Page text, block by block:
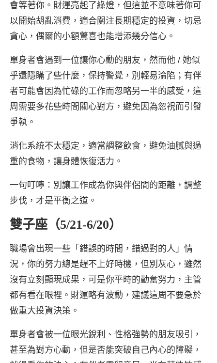
會等著你。財運亮起了綠燈，但這並不意味著你可
以開始胡亂消費，適合關注長期穩定的投資，切忌
貪心，偶爾的小額驚喜也能增添幾分信心。
單身者會遇到一位讓你心動的朋友，然而他 / 她似
乎還隱瞞了些什麼，保持警覺，別輕易淪陷；有伴
者可能會因為忙碌的工作而忽略另一半的感受，這
周需要多花些時間關心對方，避免因為忽視而引發
爭執。
消化系統不太穩定，適當調整飲食，避免油膩與過
重的食物，讓身體恢復活力。
一句叮嚀：別讓工作成為你與伴侶間的距離，調整
步伐，才是平衡之道。
雙子座（5/21-6/20）
職場會出現一些「錯誤的時間，錯過對的人」情
況，你的努力總是趕不上好時機，但別灰心，雖然
沒有立刻顯現成果，可是你平時的勤奮努力，主管
都有看在眼裡。財運略有波動，建議這周不要急於
做重大投資決策。
單身者會被一位眼光銳利、性格強勢的朋友吸引，
甚至為對方心動，但是否能突破自己內心的障礙，